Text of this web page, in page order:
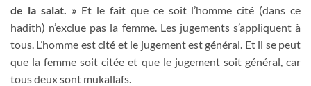
de la salat. » Et le fait que ce soit l’homme cité (dans ce
hadith) n’exclue pas la femme. Les jugements s’appliquent à
tous. L’homme est cité et le jugement est général. Et il se peut
que la femme soit citée et que le jugement soit général, car
tous deux sont mukallafs.